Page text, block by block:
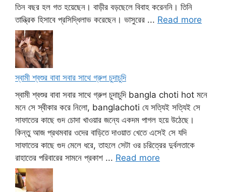
তিন বছর হল গত হয়েছেন। বাড়ীর বড়ছেলে বিবাহ করেননি। তিনি
তান্ত্রিক হিসাবে প্রসিদ্ধিলাভ করেছেন। ভাসুরের ... Read more
স্বামী শ্বশুর বাবা সবার সাথে গ্রুপ চুদাচুদি
স্বামী শ্বশুর বাবা সবার সাথে গ্রুপ চুদাচুদি bangla choti hot মনে
মনে সে স্বীকার করে নিলো, banglachoti যে সত্যিই সত্যিই সে
সাফাতের কাছে গুদ চোদা খাওয়ার জন্যে একদম পাগল হয়ে উঠেছে।
কিন্তু আজ প্রথমবার ওদের বাড়িতে দাওয়াত খেতে এসেই সে যদি
সাফাতের কাছে গুদ মেলে ধরে, তাহলে সেটা ওর চরিত্রের দুর্বলতাকে
রাহাতের পরিবারের সামনে প্রকাশ ... Read more